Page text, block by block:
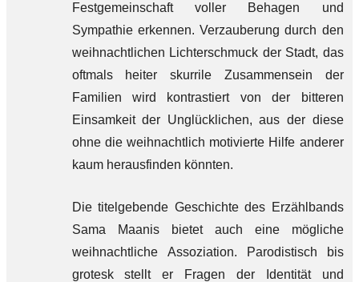
Festgemeinschaft voller Behagen und
Sympathie erkennen. Verzauberung durch den
weihnachtlichen Lichterschmuck der Stadt, das
oftmals heiter skurrile Zusammensein der
Familien wird kontrastiert von der bitteren
Einsamkeit der Unglücklichen, aus der diese
ohne die weihnachtlich motivierte Hilfe anderer
kaum herausfinden könnten.
Die titelgebende Geschichte des Erzählbands
Sama Maanis bietet auch eine mögliche
weihnachtliche Assoziation. Parodistisch bis
grotesk stellt er Fragen der Identität und